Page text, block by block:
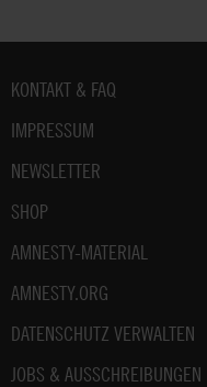
Fußbereich
KONTAKT & FAQ
IMPRESSUM
NEWSLETTER
SHOP
AMNESTY-MATERIAL
AMNESTY.ORG
DATENSCHUTZ VERWALTEN
JOBS & AUSSCHREIBUNGEN